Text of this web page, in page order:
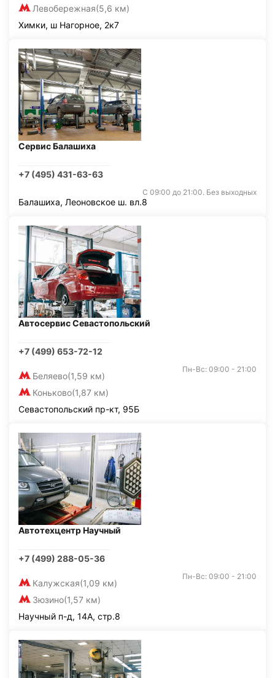
Левобережная(5,6 км)
Химки, ш Нагорное, 2к7
Сервис Балашиха
+7 (495) 431-63-63
С 09:00 до 21:00. Без выходных
Балашиха, Леоновское ш. вл.8
Автосервис Севастопольский
+7 (499) 653-72-12
Беляево(1,59 км)
Коньково(1,87 км)
Пн-Вс: 09:00 - 21:00
Севастопольский пр-кт, 95Б
Автотехцентр Научный
+7 (499) 288-05-36
Калужская(1,09 км)
Зюзино(1,57 км)
Пн-Вс: 09:00 - 21:00
Научный п-д, 14А, стр.8